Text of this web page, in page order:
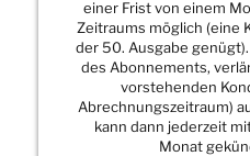
einer Frist von einem
Zeitraums möglich (eine
der 50. Ausgabe
des Abonnements,
vorstehenden
Abrechnungszeitraum)
kann dann jederzeit
Monat